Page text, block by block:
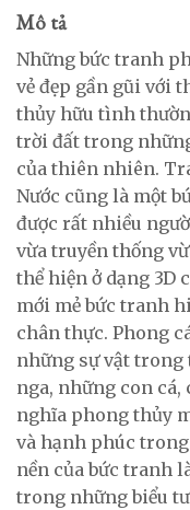
Mô tả
Những bức tranh
vẻ đẹp gần gũi với
thủy hữu tình
trời đất trong
của thiên nhiên.
Nước cũng là một
được rất nhiều
vừa truyền thống
thể hiện ở dạng 3D
mới mẻ bức tranh
chân thực. Phong
những sự vật
nga, những con cá,
nghĩa phong thủy
và hạnh phúc
nền của bức tranh
trong những biểu